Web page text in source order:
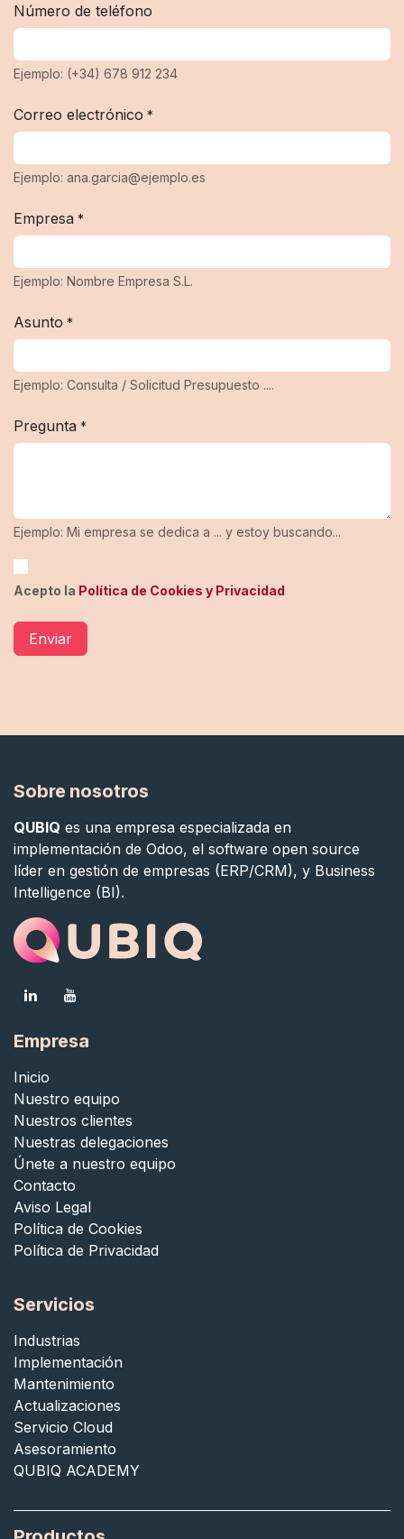
Número de teléfono
Ejemplo: (+34) 678 912 234
Correo electrónico *
Ejemplo: ana.garcia@ejemplo.es
Empresa *
Ejemplo: Nombre Empresa S.L.
Asunto *
Ejemplo: Consulta / Solicitud Presupuesto ....
Pregunta *
Ejemplo: Mi empresa se dedica a ... y estoy buscando...
Acepto la Política de Cookies y Privacidad
Enviar
Servicios
Industrias
Implementación
Mantenimiento
Actualizaciones
Servicio Cloud
Asesoramiento
QUBIQ ACADEMY
Empresa
Inicio
Nuestro equipo
Nuestros clientes
Nuestras delegaciones
Únete a nuestro equipo
Contacto
Aviso Legal
Política de Cookies
Política de Privacidad
Sobre nosotros
QUBIQ es una empresa especializada en
implementación de Odoo, el software open source
líder en gestión de empresas (ERP/CRM), y Business
Intelligence (BI).